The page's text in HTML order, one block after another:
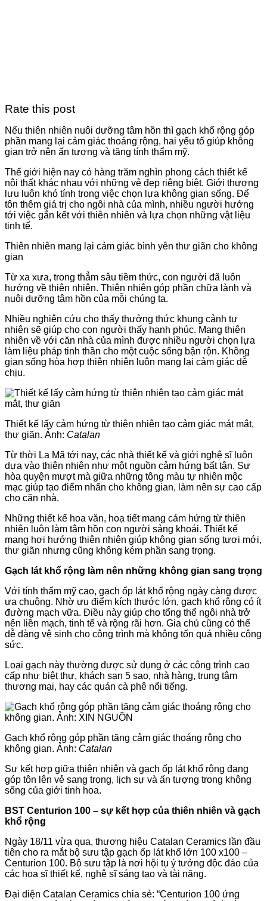
Rate this post
Nếu thiên nhiên nuôi dưỡng tâm hồn thì gạch khổ rộng góp
phần mang lại cảm giác thoáng rộng, hai yếu tố giúp không
gian trở nên ấn tượng và tăng tính thẩm mỹ.
Thế giới hiện nay có hàng trăm nghìn phong cách thiết kế
nội thất khác nhau với những vẻ đẹp riêng biệt. Giới thượng
lưu luôn khó tính trong việc chọn lựa không gian sống. Để
tôn thêm giá trị cho ngôi nhà của mình, nhiều người hướng
tới việc gắn kết với thiên nhiên và lựa chọn những vật liệu
tinh tế.
Thiên nhiên mang lại cảm giác bình yên thư giãn cho không
gian
Từ xa xưa, trong thẳm sâu tiềm thức, con người đã luôn
hướng về thiên nhiên. Thiên nhiên góp phần chữa lành và
nuôi dưỡng tâm hồn của mỗi chúng ta.
Nhiều nghiên cứu cho thấy thưởng thức khung cảnh tự
nhiên sẽ giúp cho con người thấy hạnh phúc. Mang thiên
nhiên về với căn nhà của mình được nhiều người chọn lựa
làm liệu pháp tinh thần cho một cuộc sống bận rộn. Không
gian sống hòa hợp thiên nhiên luôn mang lại cảm giác dễ
chịu.
Thiết kế lấy cảm hứng từ thiên nhiên tạo cảm giác mát mắt,
thư giãn. Ảnh: Catalan
Từ thời La Mã tới nay, các nhà thiết kế và giới nghệ sĩ luôn
dựa vào thiên nhiên như một nguồn cảm hứng bất tận. Sự
hòa quyện mượt mà giữa những tông màu tự nhiên mộc
mạc giúp tạo điểm nhấn cho không gian, làm nên sự cao cấp
cho căn nhà.
Những thiết kế hoa văn, hoạ tiết mang cảm hứng từ thiên
nhiên luôn làm tâm hồn con người sảng khoái. Thiết kế
mang hơi hướng thiên nhiên giúp không gian sống tươi mới,
thư giãn nhưng cũng không kém phần sang trọng.
Gạch lát khổ rộng làm nên những không gian sang trọng
Với tính thẩm mỹ cao, gạch ốp lát khổ rộng ngày càng được
ưa chuộng. Nhờ ưu điểm kích thước lớn, gạch khổ rộng có ít
đường mạch vữa. Điều này giúp cho tổng thể ngôi nhà trở
nên liền mạch, tinh tế và rộng rãi hơn. Gia chủ cũng có thể
dễ dàng vệ sinh cho công trình mà không tốn quá nhiều công
sức.
Loại gạch này thường được sử dụng ở các công trình cao
cấp như biệt thự, khách sạn 5 sao, nhà hàng, trung tâm
thương mại, hay các quán cà phê nổi tiếng.
Gạch khổ rộng góp phần tăng cảm giác thoáng rộng cho
không gian. Ảnh: Catalan
Sự kết hợp giữa thiên nhiên và gạch ốp lát khổ rộng đang
góp tôn lên vẻ sang trọng, lịch sự và ấn tượng trong không
sống của giới tinh hoa.
BST Centurion 100 – sự kết hợp của thiên nhiên và gạch
khổ rộng
Ngày 18/11 vừa qua, thương hiệu Catalan Ceramics lần đầu
tiên cho ra mắt bộ sưu tập gạch ốp lát khổ lớn 100 x100 –
Centurion 100. Bộ sưu tập là nơi hội tụ ý tưởng độc đáo của
các họa sĩ thiết kế, nghệ sĩ sáng tạo và tài năng.
Đại diện Catalan Ceramics chia sẻ: “Centurion 100 ứng